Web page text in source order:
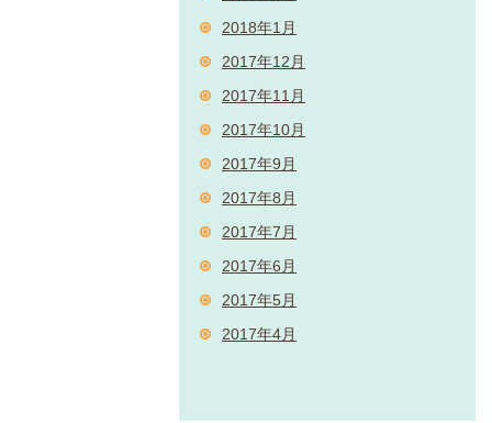
2018年1月
2017年12月
2017年11月
2017年10月
2017年9月
2017年8月
2017年7月
2017年6月
2017年5月
2017年4月